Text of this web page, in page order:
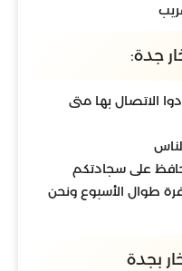
جدة:
الاتصال بها متى
على سجادتكم
طوال الأسبوع ونحن
بجدة